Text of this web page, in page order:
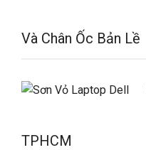
Và Chân Ốc Bản Lề
TPHCM